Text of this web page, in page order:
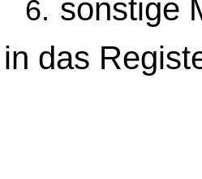
sonstige
in das